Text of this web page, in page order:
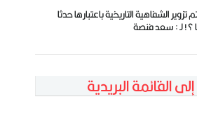
تزوير الشفاهية التاريخية باعتبارها حدثا
؟! لـ : سعد فنصة
القائمة البريدية